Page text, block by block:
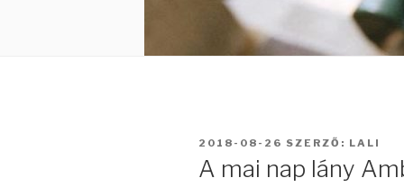
BEKÜLDVE:
2018-08-26 SZERZŐ: LALI
A mai nap lány